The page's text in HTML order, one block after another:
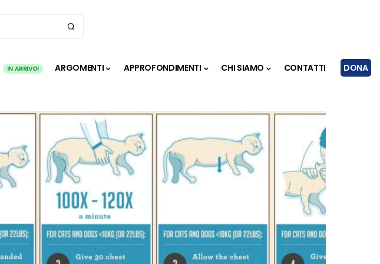
IN ARRIVO! ARGOMENTI APPROFONDIMENTI CHI SIAMO CONTATTI DONA